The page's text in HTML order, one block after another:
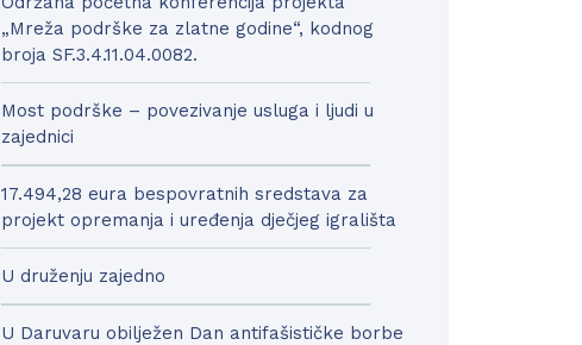
„Mreža podrške za zlatne godine“, kodnog
broja SF.3.4.11.04.0082.
Most podrške – povezivanje usluga i ljudi u
zajednici
17.494,28 eura bespovratnih sredstava za
projekt opremanja i uređenja dječjeg igrališta
U druženju zajedno
U Daruvaru obilježen Dan antifašističke borbe